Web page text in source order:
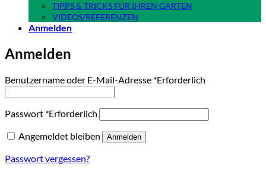
TIPPS & TRICKS FÜR IHREN GARTEN
VIDEOS/REFERENZEN
Anmelden
Anmelden
Benutzername oder E-Mail-Adresse *Erforderlich
Passwort *Erforderlich
Angemeldet bleiben
Anmelden
Passwort vergessen?